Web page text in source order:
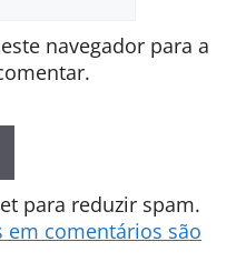
navegador para a
para reduzir spam.
em comentários são